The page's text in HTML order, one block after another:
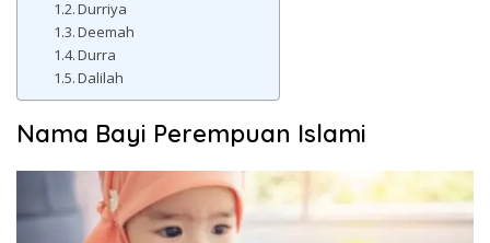
Durriya
Deemah
Durra
Dalilah
Nama Bayi Perempuan Islami